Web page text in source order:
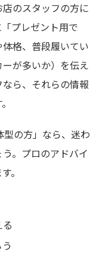
のスタッフの方に
プレゼント用で
格、普段履いてい
が多いか）を伝え
ら、それらの情報
の方」なら、迷わ
。プロのアドバイ
。